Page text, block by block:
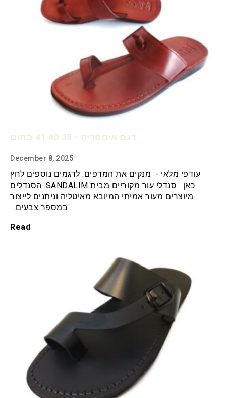
דגם אימפריה - 38 40 41 בחום
December 8, 2025
עודפי מלאי - מנקים את המדפים. לדגמים נוספים לחץ
כאן . סנדלי עור מקוריים מבית SANDALIM. הסנדלים
מיוצרים מעור אמיתי המיובא מאיטליה וניתנים לייצור
במספר צבעים…
Read